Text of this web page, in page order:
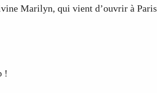
Marilyn, qui vient d’ouvrir à Paris
!